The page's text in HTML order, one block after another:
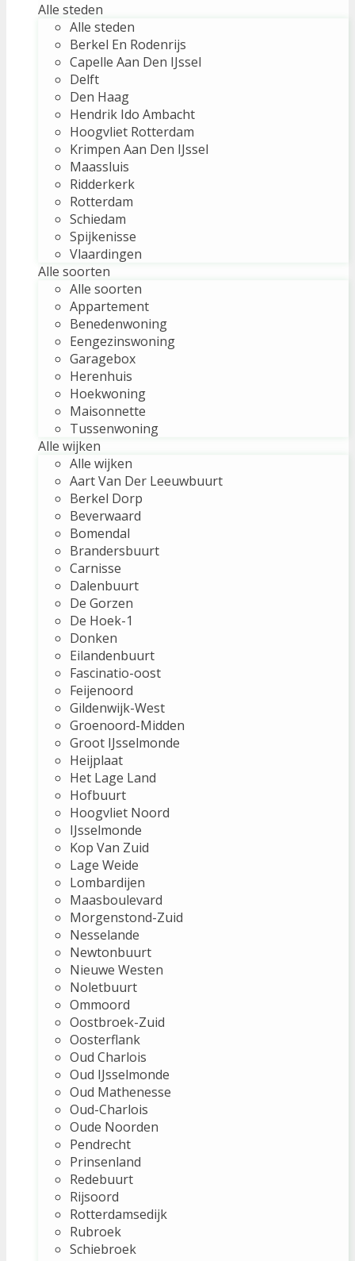
Alle steden
Alle steden
Berkel En Rodenrijs
Capelle Aan Den IJssel
Delft
Den Haag
Hendrik Ido Ambacht
Hoogvliet Rotterdam
Krimpen Aan Den IJssel
Maassluis
Ridderkerk
Rotterdam
Schiedam
Spijkenisse
Vlaardingen
Alle soorten
Alle soorten
Appartement
Benedenwoning
Eengezinswoning
Garagebox
Herenhuis
Hoekwoning
Maisonnette
Tussenwoning
Alle wijken
Alle wijken
Aart Van Der Leeuwbuurt
Berkel Dorp
Beverwaard
Bomendal
Brandersbuurt
Carnisse
Dalenbuurt
De Gorzen
De Hoek-1
Donken
Eilandenbuurt
Fascinatio-oost
Feijenoord
Gildenwijk-West
Groenoord-Midden
Groot IJsselmonde
Heijplaat
Het Lage Land
Hofbuurt
Hoogvliet Noord
IJsselmonde
Kop Van Zuid
Lage Weide
Lombardijen
Maasboulevard
Morgenstond-Zuid
Nesselande
Newtonbuurt
Nieuwe Westen
Noletbuurt
Ommoord
Oostbroek-Zuid
Oosterflank
Oud Charlois
Oud IJsselmonde
Oud Mathenesse
Oud-Charlois
Oude Noorden
Pendrecht
Prinsenland
Redebuurt
Rijsoord
Rotterdamsedijk
Rubroek
Schiebroek